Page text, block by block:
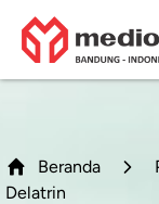
Beranda
Delatrin